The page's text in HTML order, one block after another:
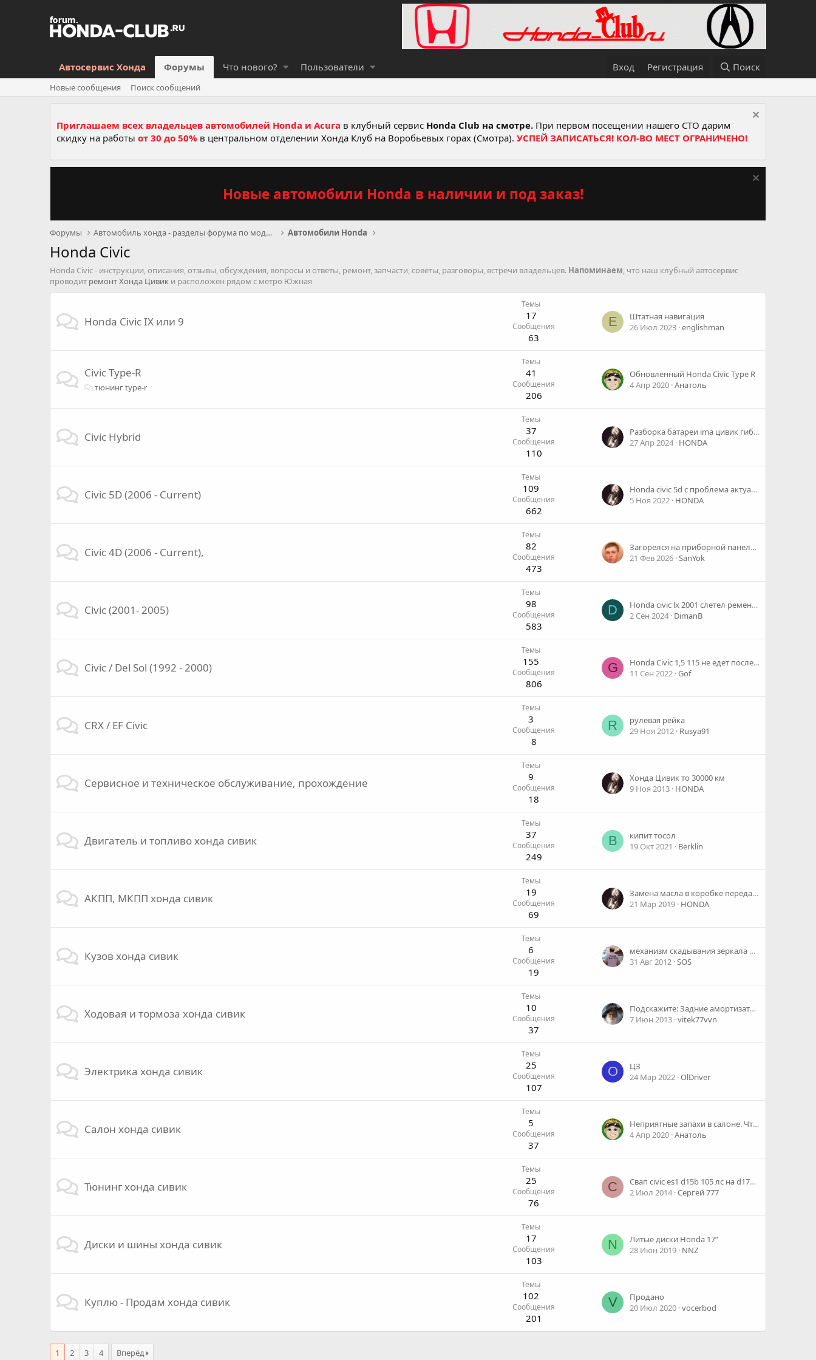
Автосервис Хонда Форумы Что нового? Пользователи Вход Регистрация Поиск
Новые сообщения Поиск сообщений
Приглашаем всех владельцев автомобилей Honda и Acura в клубный сервис Honda Club на смотре. При первом посещении нашего СТО дарим
скидку на работы от 30 до 50% в центральном отделении Хонда Клуб на Воробьевых горах (Смотра). УСПЕЙ ЗАПИСАТЬСЯ! КОЛ-ВО МЕСТ ОГРАНИЧЕНО!
Новые автомобили Honda в наличии и под заказ!
Форумы Автомобиль хонда - разделы форума по моделям, серв Автомобили Honda
Honda Civic
Honda Civic - инструкции, описания, отзывы, обсуждения, вопросы и ответы, ремонт, запчасти, советы, разговоры, встречи владельцев. Напоминаем, что наш клубный автосервис
проводит ремонт Хонда Цивик и расположен рядом с метро Южная
Honda Civic IX или 9
Темы
17
Сообщения
63
E
Штатная навигация
26 Июл 2023 englishman
Civic Type-R
тюнинг type-r
Темы
41
Сообщения
206
Обновленный Honda Civic Type R
4 Апр 2020 Анатоль
Civic Hybrid
Темы
37
Сообщения
110
Разборка батареи ima цивик гибрид и замена элементов
27 Апр 2024 HONDA
Civic 5D (2006 - Current)
Темы
109
Сообщения
662
Honda civic 5d с проблема актуатора и сцепления.
5 Ноя 2022 HONDA
Civic 4D (2006 - Current),
Темы
82
Сообщения
473
Загорелся на приборной панели желтый движок.
21 Фев 2026 SanYok
Civic (2001- 2005)
Темы
98
Сообщения
583
D
Honda civic lx 2001 слетел ремень генератора и перестали работать тахометр и датчик температуры охлаждающей жидкости
2 Сен 2024 DimanB
Civic / Del Sol (1992 - 2000)
Темы
155
Сообщения
806
G
Honda Civic 1,5 115 не едет после 150 км/ч
11 Сен 2022 Gof
CRX / EF Civic
Темы
3
Сообщения
8
R
рулевая рейка
29 Ноя 2012 Rusya91
Сервисное и техническое обслуживание, прохождение
Темы
9
Сообщения
18
Хонда Цивик то 30000 км
9 Ноя 2013 HONDA
Двигатель и топливо хонда сивик
Темы
37
Сообщения
249
B
кипит тосол
19 Окт 2021
Berklin
АКПП, МКПП хонда сивик
Темы
19
Сообщения
69
Замена масла в коробке передач Honda Civic
21 Мар 2019 HONDA
Кузов хонда сивик
Темы
6
Сообщения
19
механизм скадывания зеркала Honda Civic Ferio ES3
31 Авг 2012 SOS
Ходовая и тормоза хонда сивик
Темы
10
Сообщения
37
Подскажите: Задние амортизаторы на Civic хетчбэк 97года
7 Июн 2013 vitek77vvn
Электрика хонда сивик
Темы
25
Сообщения
107
O
ЦЗ
24 Мар 2022 OlDriver
Салон хонда сивик
Темы
5
Сообщения
37
Неприятные запахи в салоне. Что используете?
4 Апр 2020 Анатоль
Тюнинг хонда сивик
Темы
25
Сообщения
76
С
Свап civic es1 d15b 105 лс на d17a 130лс
2 Июл 2014 Сергей 777
Диски и шины хонда сивик
Темы
17
Сообщения
103
N
Литые диски Honda 17”
28 Июн 2019 NNZ
Куплю - Продам хонда сивик
Темы
102
Сообщения
201
V
Продано
20 Июл 2020 vocerbod
1 2 3 4 Вперёд